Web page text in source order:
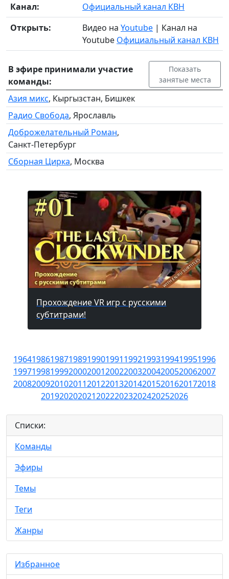
Канал:
Официальный канал КВН
Открыть:
Видео на Youtube | Канал на
Youtube Официальный канал КВН
В эфире принимали участие
команды:
Показать
занятые места
Азия микс, Кыргызстан, Бишкек
Радио Свобода, Ярославль
Доброжелательный Роман,
Санкт-Петербург
Сборная Цирка, Москва
Прохождение VR игр с русскими
субтитрами!
19641986198719891990199119921993199419951996
19971998199920002001200220032004200520062007
20082009201020112012201320142015201620172018
20192020202120222023202420252026
Списки:
Команды
Эфиры
Темы
Теги
Жанры
Избранное